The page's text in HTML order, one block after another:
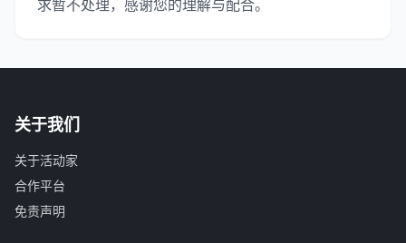
求暂不处理，感谢您的理解与配合。
关于我们
关于活动家
合作平台
免责声明